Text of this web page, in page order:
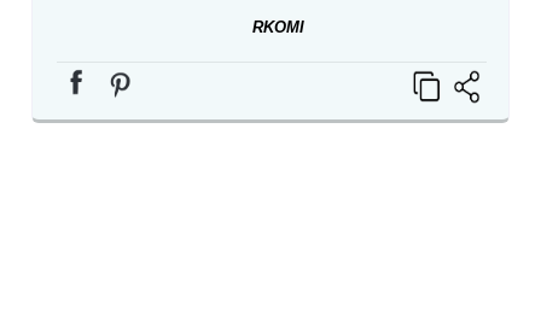
RKOMI